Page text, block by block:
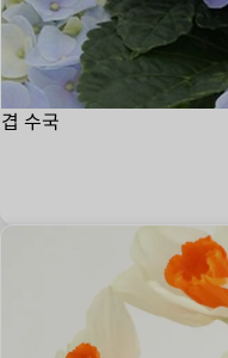
겹 수국